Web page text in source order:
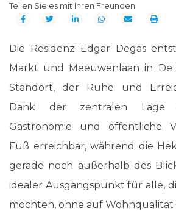
Teilen Sie es mit Ihren Freunden
Die Residenz Edgar Degas
Markt und Meeuwenlaan in De
Standort, der Ruhe und
Dank der zentralen Lage
Gastronomie und öffentliche
Fuß erreichbar, während die
gerade noch außerhalb des
idealer Ausgangspunkt für alle,
möchten, ohne auf Wohnqualität